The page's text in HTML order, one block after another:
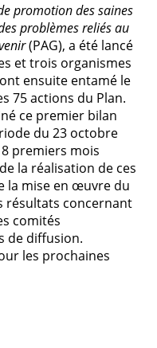
promotion des saines
problèmes reliés au
(PAG), a été lancé
et trois organismes
ensuite entamé le
75 actions du Plan.
ce premier bilan
du 23 octobre
premiers mois
la réalisation de ces
la mise en œuvre du
résultats concernant
comités
de diffusion.
les prochaines